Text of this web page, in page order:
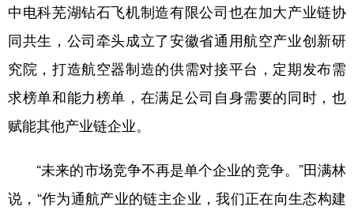
中电科芜湖钻石飞机制造有限公司也在加大产业链协
同共生，公司牵头成立了安徽省通用航空产业创新研
究院，打造航空器制造的供需对接平台，定期发布需
求榜单和能力榜单，在满足公司自身需要的同时，也
赋能其他产业链企业。
“未来的市场竞争不再是单个企业的竞争。”田满林
说，“作为通航产业的链主企业，我们正在向生态构建